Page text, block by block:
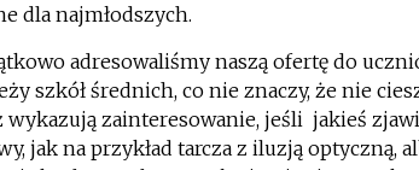
dla najmłodszych.
adresowaliśmy naszą ofertę do
szkół średnich, co nie znaczy, że nie
wykazują zainteresowanie, jeśli jakieś
jak na przykład tarcza z iluzją optyczną,